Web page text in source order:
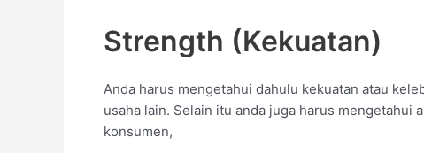
Strength (Kekuatan)
Anda harus mengetahui dahulu kekuatan atau
usaha lain. Selain itu anda juga harus mengetahui
konsumen,